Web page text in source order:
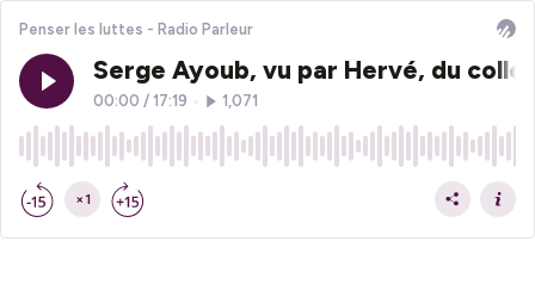
Penser les luttes - Radio Parleur
Serge Ayoub, vu par Hervé, du
00:00 / 17:19 1,071
×1